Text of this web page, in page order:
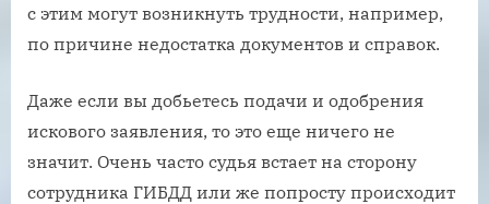
с этим могут возникнуть трудности, например,
по причине недостатка документов и справок.
Даже если вы добьетесь подачи и одобрения
искового заявления, то это еще ничего не
значит. Очень часто судья встает на сторону
сотрудника ГИБДД или же попросту происходит